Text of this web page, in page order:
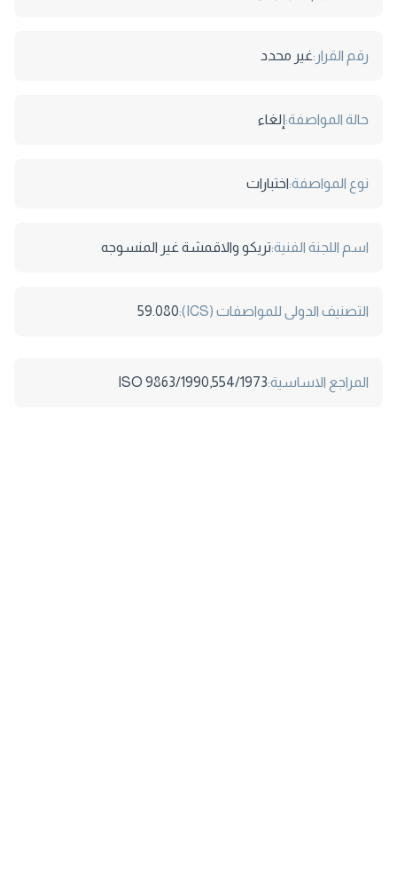
رقم القرار:غير محدد
حالة المواصفة:إلغاء
نوع المواصفة:اختبارات
اسم اللجنة الفنية:تريكو والاقمشة غير المنسوجه
التصنيف الدولى للمواصفات (ICS): 59.080
المراجع الاساسية:ISO 9863/1990,554/1973